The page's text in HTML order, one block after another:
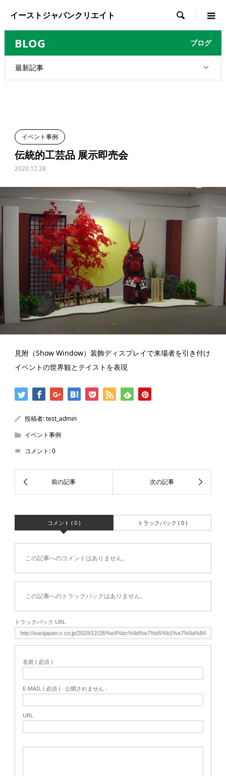
イーストジャパンクリエイト 
BLOG ブログ
最新記事
イベント事例
伝統的工芸品 展示即売会
2020.12.28
見附（Show Window）装飾ディスプレイで来場者を引き付け
イベントの世界観とテイストを表現
投稿者:test_admin
イベント事例
コメント:0
コメント ( 0 ) トラックバック ( 0 )
この記事へのコメントはありません。
この記事へのトラックバックはありません。
トラックバック URL
名前 ( 必須 )
E-MAIL ( 必須 ) - 公開されません -
URL